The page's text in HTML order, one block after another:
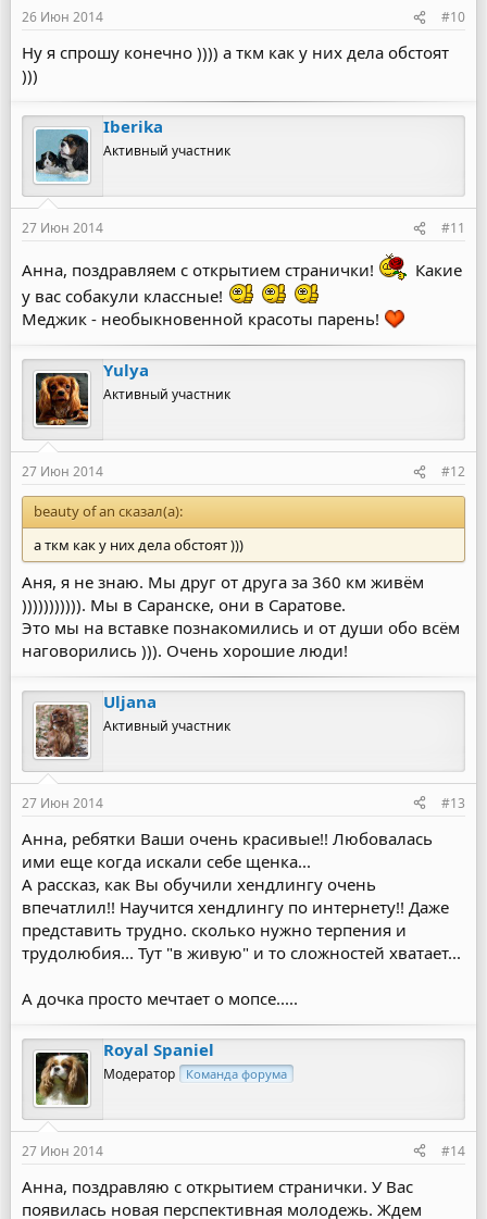
26 Июн 2014 #10
Ну я спрошу конечно )))) а ткм как у них дела обстоят
)))
Iberika
Активный участник
27 Июн 2014 #11
Анна, поздравляем с открытием странички!
Какие
у вас собакули классные!
Меджик - необыкновенной красоты парень!
Yulya
Активный участник
27 Июн 2014 #12
beauty of an сказал(а):
а ткм как у них дела обстоят )))
Аня, я не знаю. Мы друг от друга за 360 км живём
))))))))))). Мы в Саранске, они в Саратове.
Это мы на вставке познакомились и от души обо всём
наговорились ))). Очень хорошие люди!
Uljana
Активный участник
27 Июн 2014 #13
Анна, ребятки Ваши очень красивые!! Любовалась
ими еще когда искали себе щенка...
А рассказ, как Вы обучили хендлингу очень
впечатлил!! Научится хендлингу по интернету!! Даже
представить трудно. сколько нужно терпения и
трудолюбия... Тут "в живую" и то сложностей хватает...
А дочка просто мечтает о мопсе.....
Royal Spaniel
Модератор Команда форума
27 Июн 2014 #14
Анна, поздравляю с открытием странички. У Вас
появилась новая перспективная молодежь. Ждем